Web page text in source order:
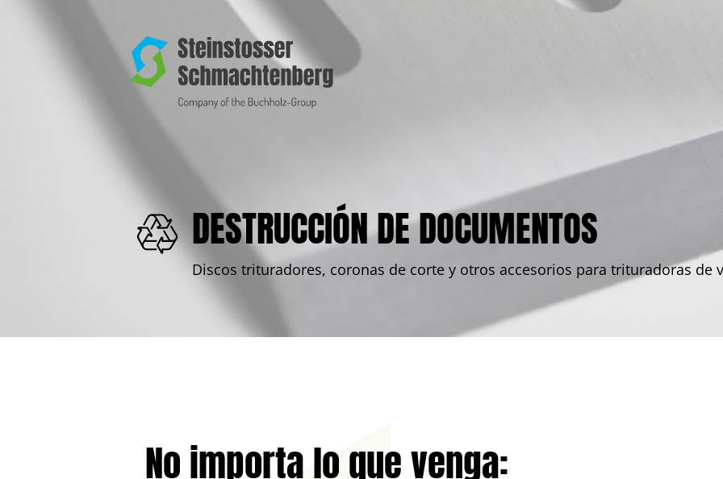
DESTRUCCIÓN DE DOCUMENTOS
Discos trituradores, coronas de corte y otros accesorios para trituradoras de
No importa lo que venga: